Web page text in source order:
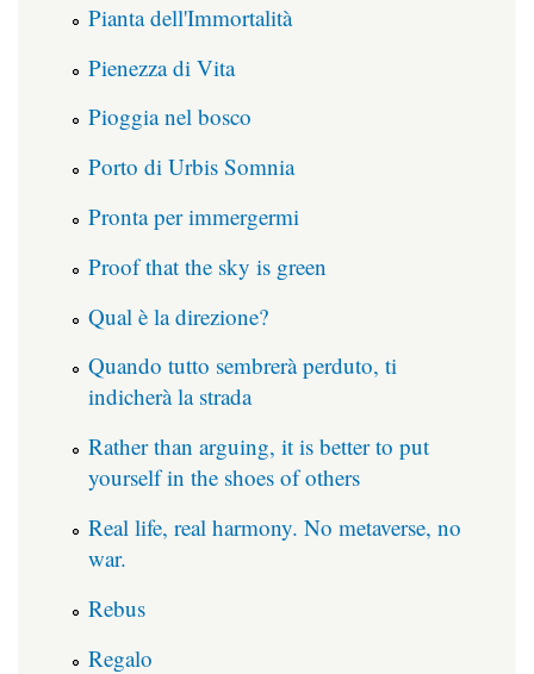
Pianta dell'Immortalità
Pienezza di Vita
Pioggia nel bosco
Porto di Urbis Somnia
Pronta per immergermi
Proof that the sky is green
Qual è la direzione?
Quando tutto sembrerà perduto, ti
indicherà la strada
Rather than arguing, it is better to put
yourself in the shoes of others
Real life, real harmony. No metaverse, no
war.
Rebus
Regalo